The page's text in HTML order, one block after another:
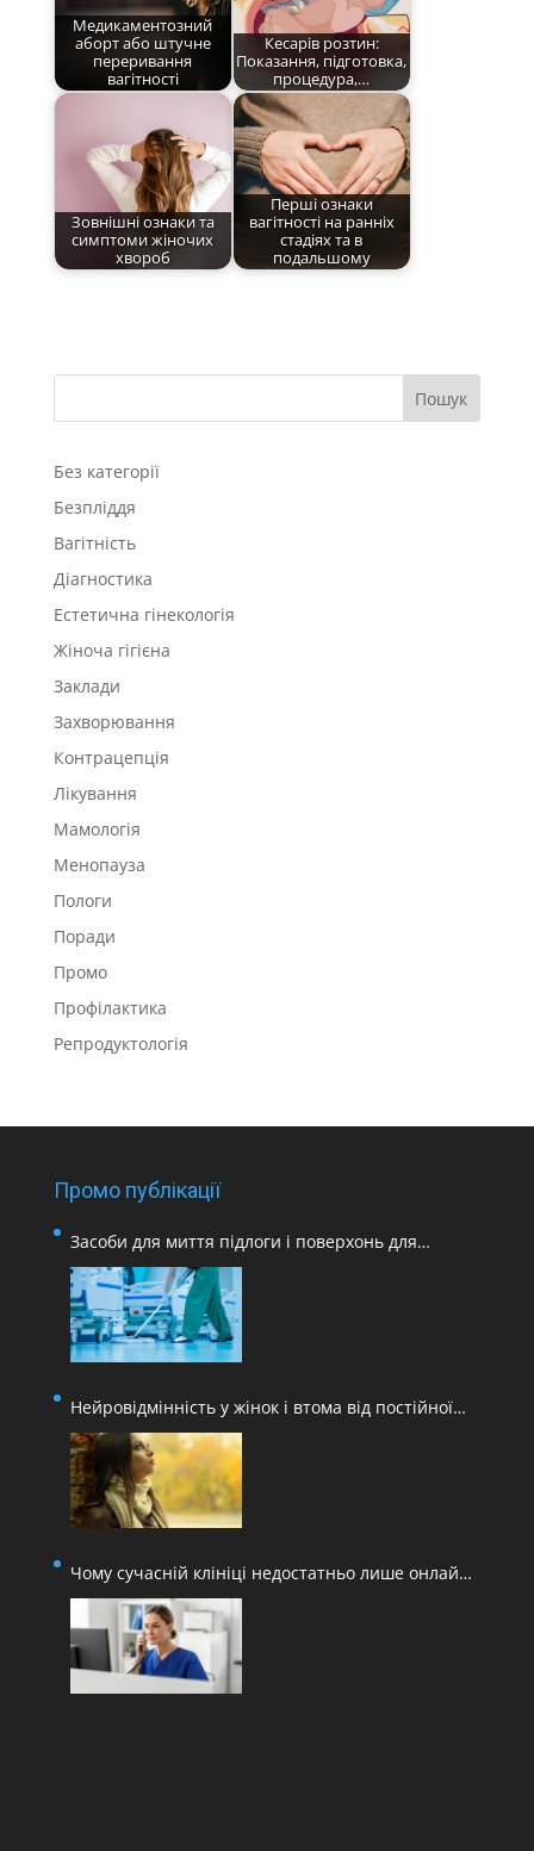
Медикаментозний
аборт або штучне
переривання
вагітності
Кесарів розтин:
Показання, підготовка,
процедура,…
Зовнішні ознаки та
симптоми жіночих
хвороб
Перші ознаки
вагітності на ранніх
стадіях та в
подальшому
Пошук
Без категорії
Безпліддя
Вагітність
Діагностика
Естетична гінекологія
Жіноча гігієна
Заклади
Захворювання
Контрацепція
Лікування
Мамологія
Менопауза
Пологи
Поради
Промо
Профілактика
Репродуктологія
Промо публікації
Засоби для миття підлоги і поверхонь для
медичних закладів
Нейровідмінність у жінок і втома від постійної
адаптації
Чому сучасній клініці недостатньо лише онлайн-
запису